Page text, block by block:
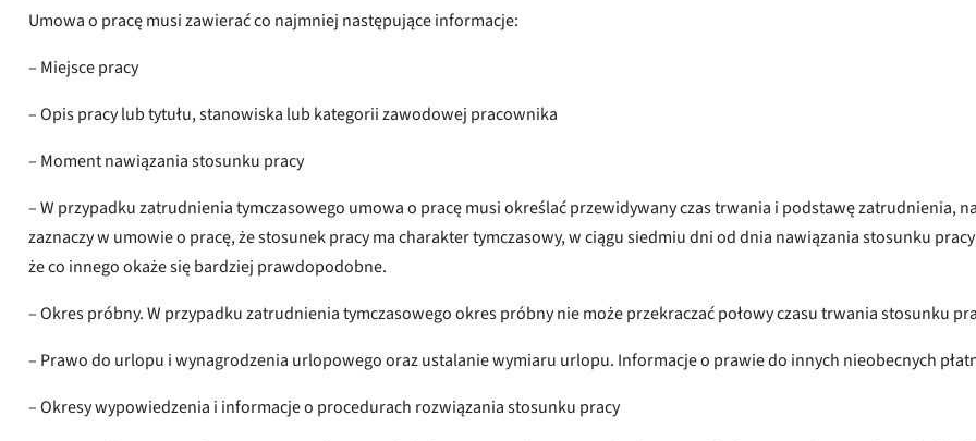
Umowa o pracę musi zawierać co najmniej następujące informacje:
– Miejsce pracy
– Opis pracy lub tytułu, stanowiska lub kategorii zawodowej pracownika
– Moment nawiązania stosunku pracy
– W przypadku zatrudnienia tymczasowego umowa o pracę musi określać przewidywany czas trwania i podstawę zatrudnienia,
zaznaczy w umowie o pracę, że stosunek pracy ma charakter tymczasowy, w ciągu siedmiu dni od dnia nawiązania stosunku
że co innego okaże się bardziej prawdopodobne.
– Okres próbny. W przypadku zatrudnienia tymczasowego okres próbny nie może przekraczać połowy czasu trwania stosunku
– Prawo do urlopu i wynagrodzenia urlopowego oraz ustalanie wymiaru urlopu. Informacje o prawie do innych nieobecnych
– Okresy wypowiedzenia i informacje o procedurach rozwiązania stosunku pracy